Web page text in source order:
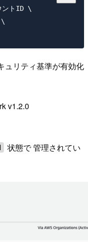
トID \
ュリティ基準が有効化
v1.2.0
状態で 管理されてい